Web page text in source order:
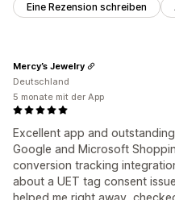
Eine Rezension schreiben
Excellent app and
Google and Microsoft
conversion tracking
about a UET tag consent
Mercy’s Jewelry
Deutschland
5 monate mit der App